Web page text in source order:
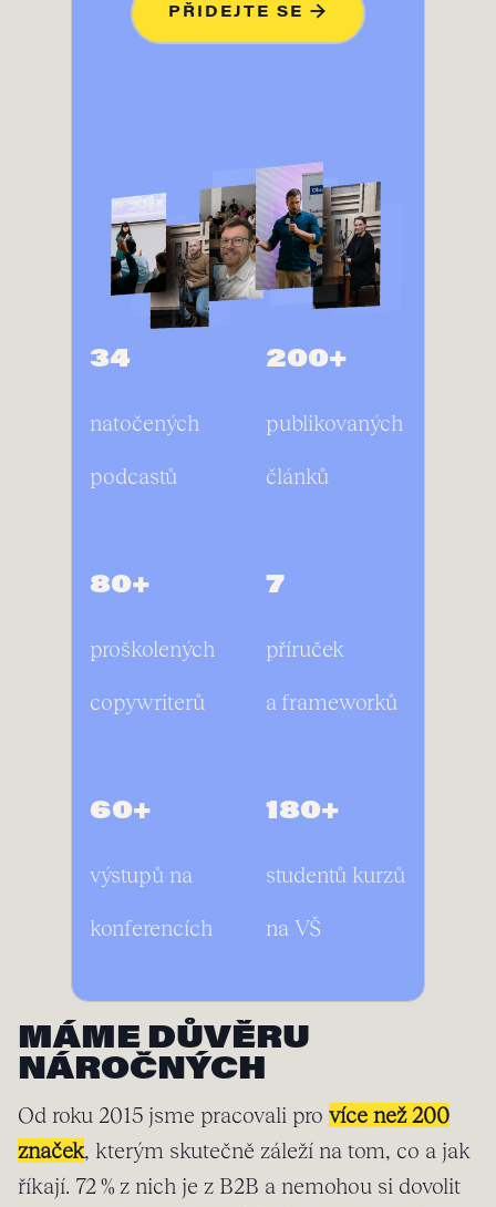
PŘIDEJTE SE →
34
natočených
podcastů
200+
publikovaných
článků
80+
proškolených
copywriterů
7
příruček
a frameworků
60+
výstupů na
konferencích
180+
studentů kurzů
na VŠ
MÁME DŮVĚRU
NÁROČNÝCH
Od roku 2015 jsme pracovali pro více než 200
značek, kterým skutečně záleží na tom, co a jak
říkají. 72 % z nich je z B2B a nemohou si dovolit